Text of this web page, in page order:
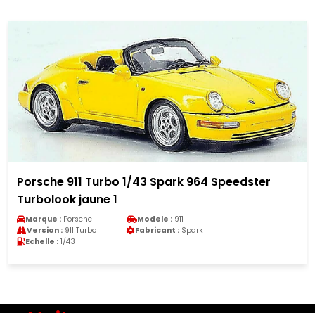
Porsche 911 Turbo 1/43 Spark 964 Speedster
Turbolook jaune 1
Marque : Porsche Modele : 911
Version : 911 Turbo Fabricant : Spark
Echelle : 1/43